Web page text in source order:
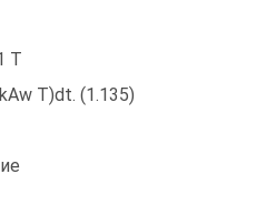
T
T)dt. (1.135)